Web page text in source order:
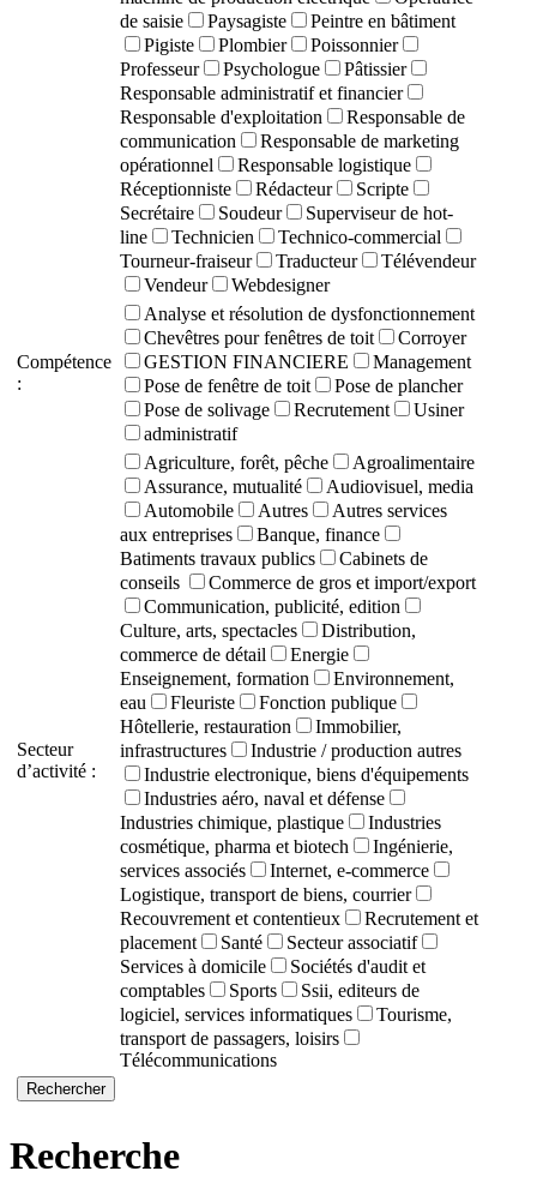
de saisie
Paysagiste
Peintre en bâtiment
Pigiste
Plombier
Poissonnier
Professeur
Psychologue
Pâtissier
Responsable administratif et financier
Responsable d'exploitation
Responsable de
communication
Responsable de marketing
opérationnel
Responsable logistique
Réceptionniste
Rédacteur
Scripte
Secrétaire
Soudeur
Superviseur de hot-
line
Technicien
Technico-commercial
Tourneur-fraiseur
Traducteur
Télévendeur
Vendeur
Webdesigner
Compétence
:
Analyse et résolution de dysfonctionnement
Chevêtres pour fenêtres de toit
Corroyer
GESTION FINANCIERE
Management
Pose de fenêtre de toit
Pose de plancher
Pose de solivage
Recrutement
Usiner
administratif
Secteur
d’activité :
Agriculture, forêt, pêche
Agroalimentaire
Assurance, mutualité
Audiovisuel, media
Automobile
Autres
Autres services
aux entreprises
Banque, finance
Batiments travaux publics
Cabinets de
conseils
Commerce de gros et import/export
Communication, publicité, edition
Culture, arts, spectacles
Distribution,
commerce de détail
Energie
Enseignement, formation
Environnement,
eau
Fleuriste
Fonction publique
Hôtellerie, restauration
Immobilier,
infrastructures
Industrie / production autres
Industrie electronique, biens d'équipements
Industries aéro, naval et défense
Industries chimique, plastique
Industries
cosmétique, pharma et biotech
Ingénierie,
services associés
Internet, e-commerce
Logistique, transport de biens, courrier
Recouvrement et contentieux
Recrutement et
placement
Santé
Secteur associatif
Services à domicile
Sociétés d'audit et
comptables
Sports
Ssii, editeurs de
logiciel, services informatiques
Tourisme,
transport de passagers, loisirs
Télécommunications
Recherche